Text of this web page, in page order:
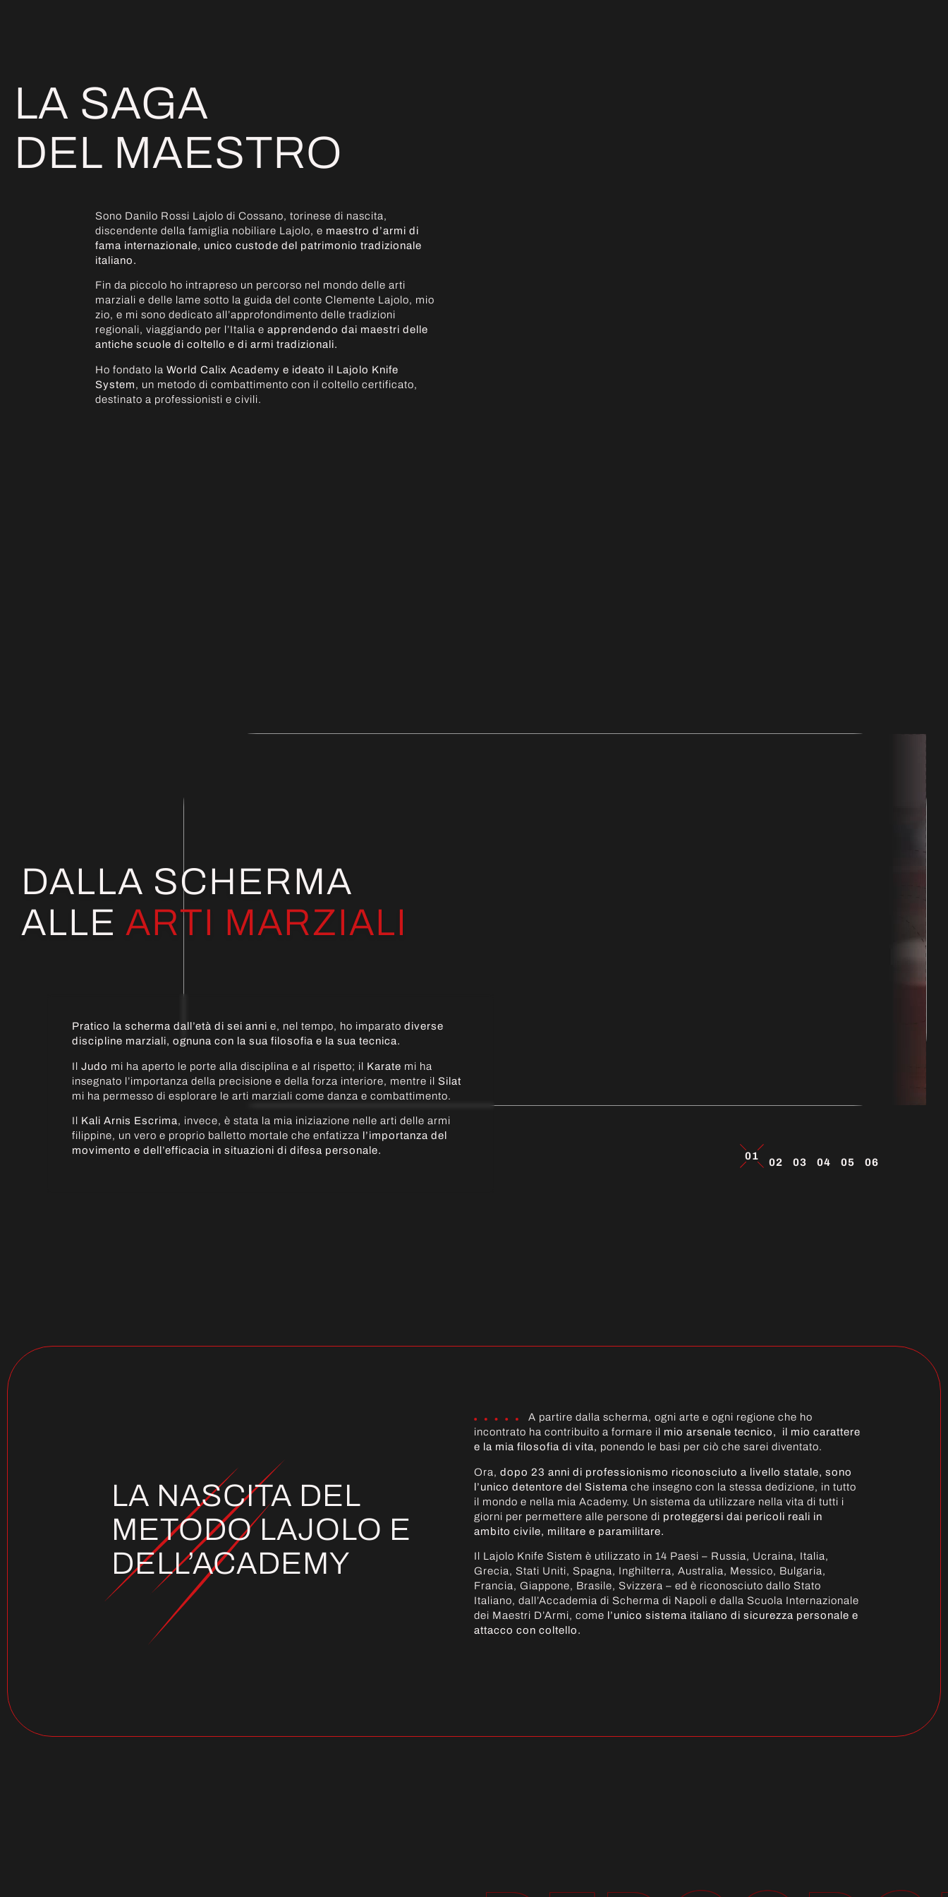
LA SAGA
DEL MAESTRO
Sono Danilo Rossi Lajolo di Cossano, torinese di nascita,
discendente della famiglia nobiliare Lajolo, e maestro d’armi di
fama internazionale, unico custode del patrimonio tradizionale
italiano.
Fin da piccolo ho intrapreso un percorso nel mondo delle arti
marziali e delle lame sotto la guida del conte Clemente Lajolo, mio
zio, e mi sono dedicato all’approfondimento delle tradizioni
regionali, viaggiando per l’Italia e apprendendo dai maestri delle
antiche scuole di coltello e di armi tradizionali.
Ho fondato la World Calix Academy e ideato il Lajolo Knife
System, un metodo di combattimento con il coltello certificato,
destinato a professionisti e civili.
01
02 03 04 05 06
DALLA SCHERMA
ALLE ARTI MARZIALI
Pratico la scherma dall’età di sei anni e, nel tempo, ho imparato diverse
discipline marziali, ognuna con la sua filosofia e la sua tecnica.
Il Judo mi ha aperto le porte alla disciplina e al rispetto; il Karate mi ha
insegnato l’importanza della precisione e della forza interiore, mentre il Silat
mi ha permesso di esplorare le arti marziali come danza e combattimento.
Il Kali Arnis Escrima, invece, è stata la mia iniziazione nelle arti delle armi
filippine, un vero e proprio balletto mortale che enfatizza l’importanza del
movimento e dell’efficacia in situazioni di difesa personale.
LA NASCITA DEL
METODO LAJOLO E
DELL’ACADEMY
A partire dalla scherma, ogni arte e ogni regione che ho
incontrato ha contribuito a formare il mio arsenale tecnico, il mio carattere
e la mia filosofia di vita, ponendo le basi per ciò che sarei diventato.
Ora, dopo 23 anni di professionismo riconosciuto a livello statale, sono
l’unico detentore del Sistema che insegno con la stessa dedizione, in tutto
il mondo e nella mia Academy. Un sistema da utilizzare nella vita di tutti i
giorni per permettere alle persone di proteggersi dai pericoli reali in
ambito civile, militare e paramilitare.
Il Lajolo Knife Sistem è utilizzato in 14 Paesi – Russia, Ucraina, Italia,
Grecia, Stati Uniti, Spagna, Inghilterra, Australia, Messico, Bulgaria,
Francia, Giappone, Brasile, Svizzera – ed è riconosciuto dallo Stato
Italiano, dall’Accademia di Scherma di Napoli e dalla Scuola Internazionale
dei Maestri D’Armi, come l’unico sistema italiano di sicurezza personale e
attacco con coltello.